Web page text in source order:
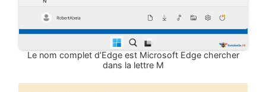
Le nom complet d’Edge est Microsoft Edge chercher
dans la lettre M